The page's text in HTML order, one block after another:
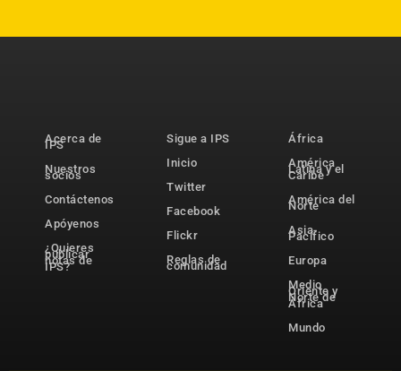
Acerca de
IPS
Nuestros
socios
Contáctenos
Apóyenos
¿Quieres
publicar
notas de
IPS?
Sigue a IPS
Inicio
Twitter
Facebook
Flickr
Reglas de
comunidad
África
América
Latina y el
Caribe
América del
Norte
Asia-
Pacífico
Europa
Medio
Oriente y
Norte de
África
Mundo